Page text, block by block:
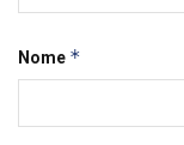
Nome *